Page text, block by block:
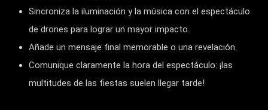
Sincroniza la iluminación y la música con el espectáculo
de drones para lograr un mayor impacto.
Añade un mensaje final memorable o una revelación.
Comunique claramente la hora del espectáculo: ¡las
multitudes de las fiestas suelen llegar tarde!